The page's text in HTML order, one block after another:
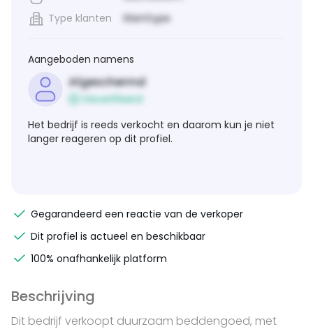
Type klanten
Klanttype
Aangeboden namens
Afgeschermd
Geverifieerd
Het bedrijf is reeds verkocht en daarom kun je niet
langer reageren op dit profiel.
Gegarandeerd een reactie van de verkoper
Dit profiel is actueel en beschikbaar
100% onafhankelijk platform
Beschrijving
Dit bedrijf verkoopt duurzaam beddengoed, met